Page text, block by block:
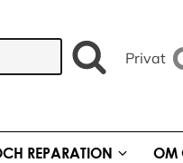
Privat
REPARATION OM